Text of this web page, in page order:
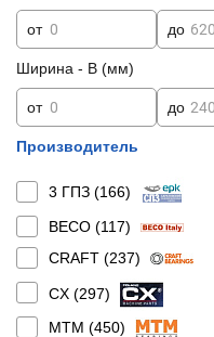
от до
Ширина - B (мм)
от до
Производитель
3 ГПЗ (166)
BECO (117)
CRAFT (237)
CX (297)
MTM (450)